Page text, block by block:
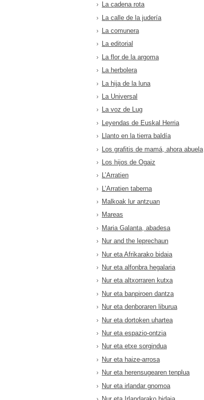
La cadena rota
La calle de la judería
La comunera
La editorial
La flor de la argoma
La herbolera
La hija de la luna
La Universal
La voz de Lug
Leyendas de Euskal Herria
Llanto en la tierra baldía
Los grafitis de mamá, ahora abuela
Los hijos de Ogaiz
L’Arratien
L’Arratien taberna
Malkoak lur antzuan
Mareas
Maria Galanta, abadesa
Nur and the leprechaun
Nur eta Afrikarako bidaia
Nur eta alfonbra hegalaria
Nur eta altxorraren kutxa
Nur eta banpiroen dantza
Nur eta denboraren liburua
Nur eta dortoken uhartea
Nur eta espazio-ontzia
Nur eta etxe sorgindua
Nur eta haize-arrosa
Nur eta herensugearen tenplua
Nur eta irlandar gnomoa